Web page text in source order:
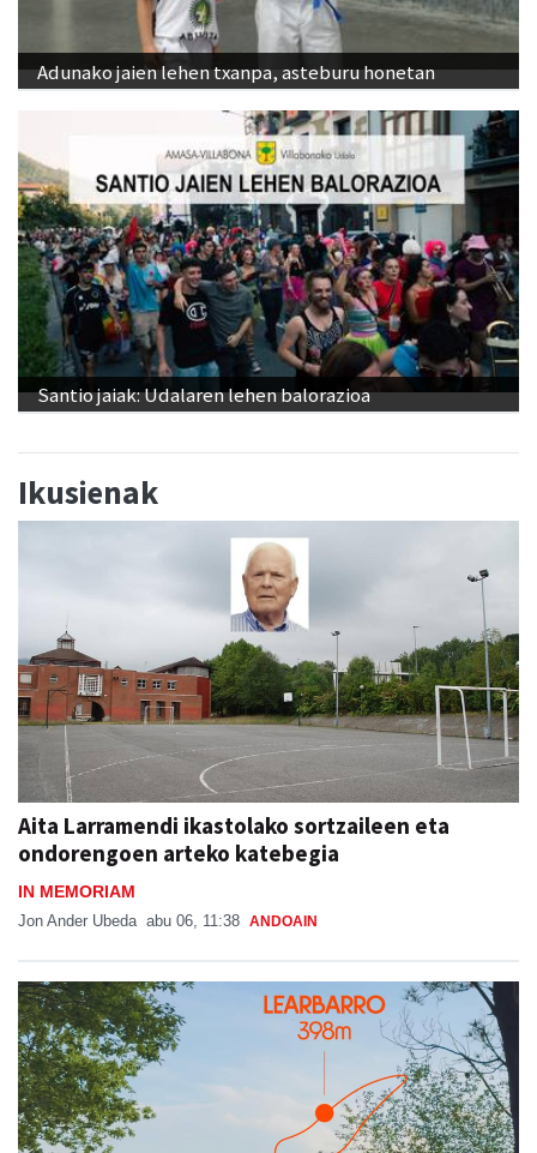
Adunako jaien lehen txanpa, asteburu honetan
Santio jaiak: Udalaren lehen balorazioa
Ikusienak
Aita Larramendi ikastolako sortzaileen eta
ondorengoen arteko katebegia
IN MEMORIAM
Jon Ander Ubeda abu 06, 11:38 ANDOAIN